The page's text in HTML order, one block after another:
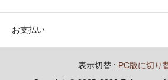
お支払い
表示切替 : PC版に切り